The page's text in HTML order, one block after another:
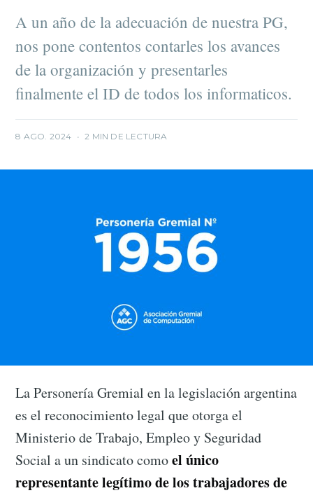
A un año de la adecuación de nuestra PG,
nos pone contentos contarles los avances
de la organización y presentarles
finalmente el ID de todos los informaticos.
8 AGO. 2024 • 2 MIN DE LECTURA
La Personería Gremial en la legislación argentina
es el reconocimiento legal que otorga el
Ministerio de Trabajo, Empleo y Seguridad
Social a un sindicato comoel único
representante legítimo de los trabajadores de